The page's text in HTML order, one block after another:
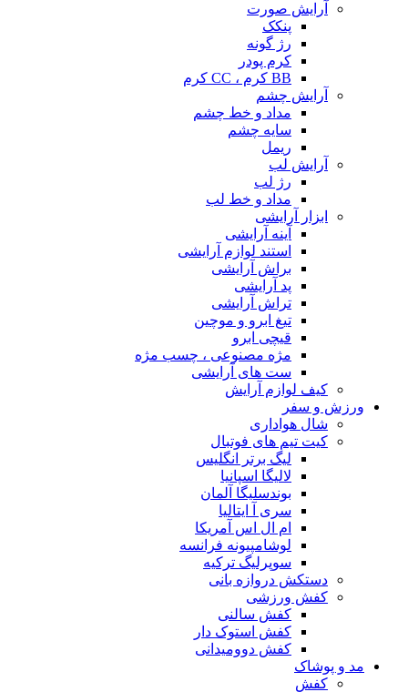
آرایش صورت
پنکک
رژ گونه
کرم پودر
BB کرم ، CC کرم
آرایش چشم
مداد و خط چشم
سایه چشم
ریمل
آرایش لب
رژ لب
مداد و خط لب
ابزار آرایشی
آینه آرایشی
استند لوازم آرایشی
براش آرایشی
پد آرایشی
تراش آرایشی
تیغ ابرو و موچین
قیچی ابرو
مژه مصنوعی ، چسب مژه
ست های آرایشی
کیف لوازم آرایش
ورزش و سفر
شال هواداری
کیت تیم های فوتبال
لیگ برتر انگلیس
لالیگا اسپانیا
بوندسلیگا آلمان
سری آ ایتالیا
ام ال اس آمریکا
لوشامپیونه فرانسه
سوپرلیگ ترکیه
دستکش دروازه بانی
کفش ورزشی
کفش سالنی
کفش استوک دار
کفش دوومیدانی
مد و پوشاک
کفش